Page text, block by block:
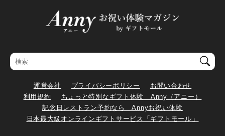
運営会社 プライバシーポリシー
お問い合わせ
利用規約
ちょっと特別なギフト体験 Anny（アニー）
記念日レストラン予約なら Annyお祝い体験
日本最大級オンラインギフトサービス「ギフトモール」